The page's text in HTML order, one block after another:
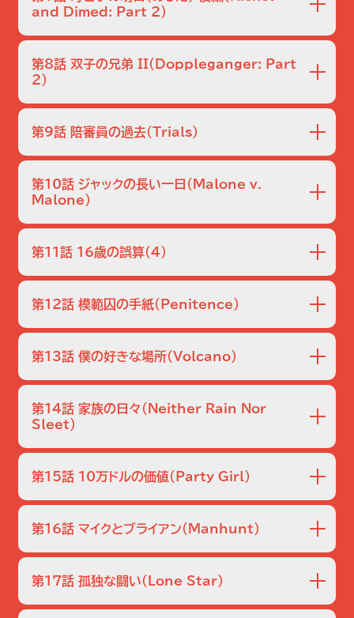
ていることを知り愕然とする｡
やがて彼女は中絶反対グループの一員で､クリニックを爆破
を演出するための自作自演である可能性が高まる｡
一方､ジャックは仕事に復帰する｡
X線技師のテディが自宅アパートから姿を消す｡
トを埋め込まれたと強く信じていたことが知人の証言からわ
かる｡
今回の失踪がこの件と関係があるのか､あるいは少年時代の
事件解決のためジャックが再び指揮をとる｡
裕福な家庭の生後間もない娘とベビーシッターが行方不明に
なる｡
宝石類を盗んだ疑惑をかけられ解雇されていたことから､復
讐のために子どもを誘拐した可能性が高まるが､別の可能性
そんな中､誘拐犯と名乗る人物から身代金要求の電話がかか
ってくる｡
美容整形によって女性を美しく変身させるテレビ番組の優勝
者､リネット･ショーが姿を消す｡
から降ろされた女性､ボーイフレンドなど多くの容疑者が浮
上する｡
しかし捜査が進むにつれ､完璧な美しさを手に入れたはずの
く｡
若いシングルマザーのコリーンが､息子をベビーシッターに預
けた後に消息を絶つ｡
る大型量販店の店長の証言などを得ながら捜査は進んでい
く｡
屋を始めていたことが判明｡事件は予想もしなかった方向へ
と展開していく｡
and Dimed: Part 2）
行方不明のコリーンが麻薬の運び屋をしていたことがわか
とになる｡
負のサイクルとでも言うべき生活苦に陥っている女性たちの
女たちと似た境遇の女性に扮するサマンサ｡
密売組織の全貌が次第に明らかになっていく中､サマンサの
第8話 双子の兄弟 II（Doppleganger: Part
2）
ホームレスの女性が行方不明になる｡
当初はありきたりの失踪事件かと思われたが､かつて同様の
事件の容疑者であったリックの名が挙がったことで事態は一
変｡
双子の弟グレッグに全ての罪を被せ､自らは逃げおおせたリ
ックこそ真犯人と確信していたジャックたちは早速捜査を開
始｡
第9話 陪審員の過去（Trials）
殺人事件の裁判で陪審員を務める老人ピーター･デューセッ
クが姿を消す｡
審理無効を狙った被告側の工作が疑われるが､ピーターは以
前から陪審員を辞めたがっていたことがわかり､自ら失踪し
やがて捜査が進むにつれ､決して過去を語ろうとしなかった
ピーターとナチスドイツの関係が明らかになっていく｡
第10話 ジャックの長い一日 （Malone v.
Malone）
世間がクリスマス一色に染まる中､ジャックは子どもたちの親
権をめぐり､妻マリアと対立する｡
マリアの弁護士はジャックの過去を次々と暴き､父親として
不適格であることを強調､ジャックは精神的に追い込まれて
いく｡
一方､捜索班のメンバーたちはクリスマス･パーティーの準備
中｡
そこへ､ジャックの父フランクが現れる｡
第11話 16歳の誤算（4）
名門私立女子高校の生徒タラが失踪する｡
水泳部に所属し､成績優秀で志望校はハーバード大学､まさ
に生徒の鏡とでも言うべきタラ｡
しかし､捜査を進めるうちに､彼女が合法ドラッグに手を出し
ていたことがわかる｡
さらに､複数の既婚男性と不倫関係にあったことが判明｡
ゴールデン･ガールの素顔が次第に姿を現し始める｡
第12話 模範囚の手紙（Penitence）
囚人ジェームズ･マカボイが､刑務所内での乱闘騒ぎの最中､
同じく受刑者のフェリスとともに姿を消す｡
ジェームズの姉は､仮釈放を控えていた弟が脱獄するはずが
ないとFBIに捜索を依頼｡
ジャックたちはジェームズの無実を疑いつつも､捜査を開始
第13話 僕の好きな場所（Volcano）
学校の社会科見学の最中､自閉症の少年イアンが失踪する｡
行方不明になっても居場所がわかるよう､いつも発信機を身
第14話 家族の日々 （Neither Rain Nor
Sleet）
第15話 10万ドルの価値（Party Girl）
第16話 マイクとブライアン（Manhunt）
第17話 孤独な闘い（Lone Star）